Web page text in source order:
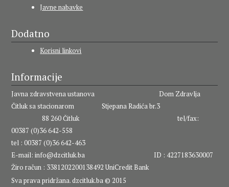
Javne nabavke
Dodatno
Korisni linkovi
Informacije
Javna zdravstvena ustanova Dom Zdravlja
Čitluk sa stacionarom Stjepana Radića br.3
88 260 Čitluk tel/fax:
00387 (0)36 642-558
tel : 00387 (0)36 642-463
E-mail:info@dzcitluk.ba ID : 4227183630007
Žiro račun : 3381202200138492 UniCredit Bank
Sva prava pridržana. dzcitluk.ba © 2015